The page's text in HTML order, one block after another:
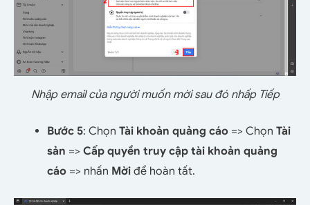
Nhập email của người muốn mời sau đó nhấp Tiếp
Bước 5: Chọn Tài khoản quảng cáo => Chọn Tài
sản => Cấp quyền truy cập tài khoản quảng
cáo => nhấn Mời để hoàn tất.